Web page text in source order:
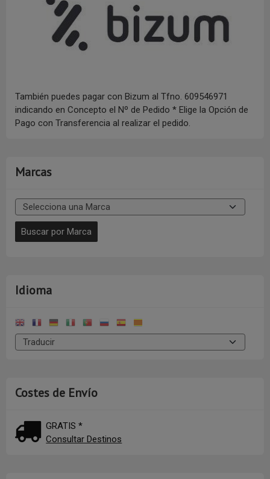
También puedes pagar con Bizum al Tfno. 609546971
indicando en Concepto el Nº de Pedido * Elige la Opción de
Pago con Transferencia al realizar el pedido.
Marcas
Idioma
Costes de Envío
GRATIS *
Consultar Destinos